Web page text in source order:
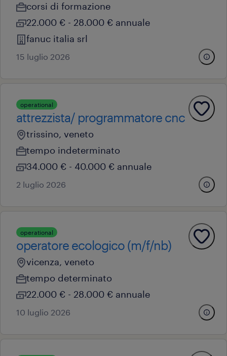
corsi di formazione
22.000 € - 28.000 € annuale
fanuc italia srl
15 luglio 2026
operational
attrezzista/ programmatore cnc
trissino, veneto
tempo indeterminato
34.000 € - 40.000 € annuale
2 luglio 2026
operational
operatore ecologico (m/f/nb)
vicenza, veneto
tempo determinato
22.000 € - 28.000 € annuale
10 luglio 2026